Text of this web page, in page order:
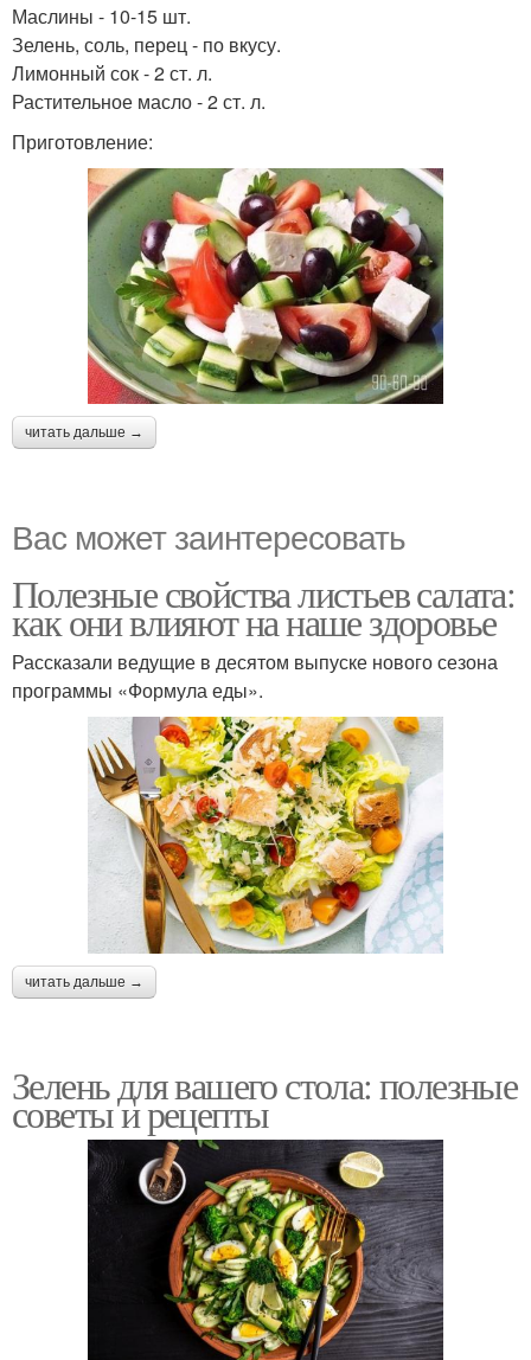
Маслины - 10-15 шт.
Зелень, соль, перец - по вкусу.
Лимонный сок - 2 ст. л.
Растительное масло - 2 ст. л.
Приготовление:
читать дальше →
Вас может заинтересовать
Полезные свойства листьев салата:
как они влияют на наше здоровье
Рассказали ведущие в десятом выпуске нового сезона
программы «Формула еды».
читать дальше →
Зелень для вашего стола: полезные
советы и рецепты